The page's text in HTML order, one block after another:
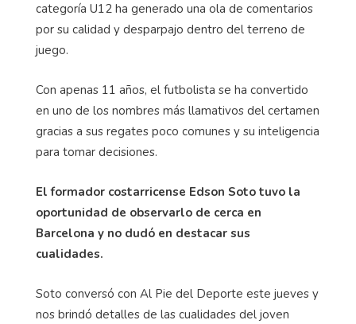
categoría U12 ha generado una ola de comentarios
por su calidad y desparpajo dentro del terreno de
juego.
Con apenas 11 años, el futbolista se ha convertido
en uno de los nombres más llamativos del certamen
gracias a sus regates poco comunes y su inteligencia
para tomar decisiones.
El formador costarricense Edson Soto tuvo la
oportunidad de observarlo de cerca en
Barcelona y no dudó en destacar sus
cualidades.
Soto conversó con Al Pie del Deporte este jueves y
nos brindó detalles de las cualidades del joven